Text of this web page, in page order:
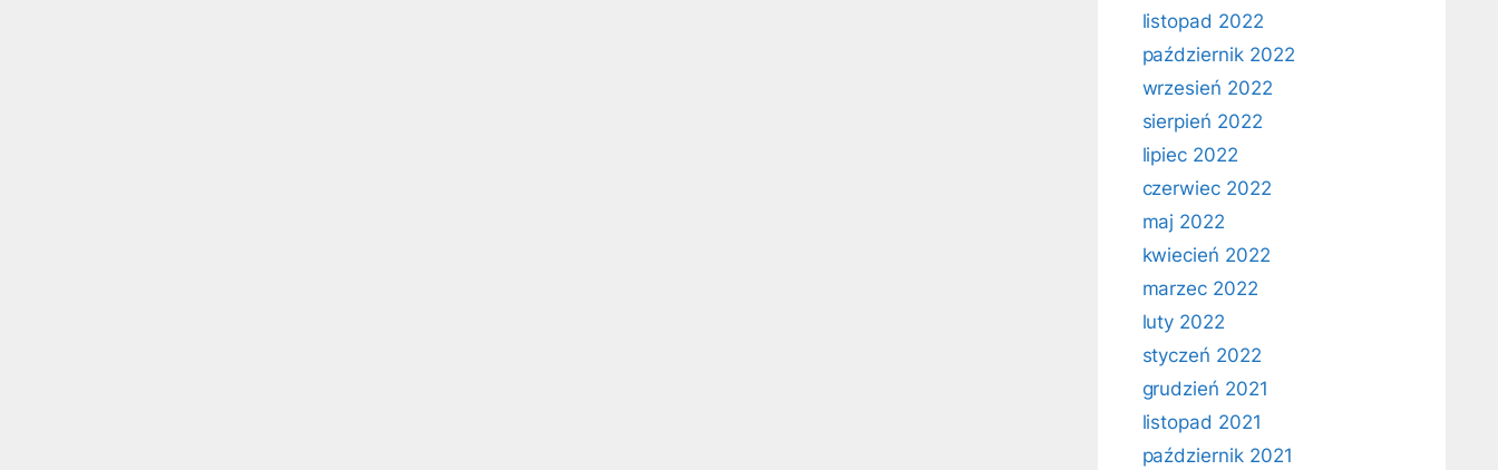
listopad 2022
październik 2022
wrzesień 2022
sierpień 2022
lipiec 2022
czerwiec 2022
maj 2022
kwiecień 2022
marzec 2022
luty 2022
styczeń 2022
grudzień 2021
listopad 2021
październik 2021